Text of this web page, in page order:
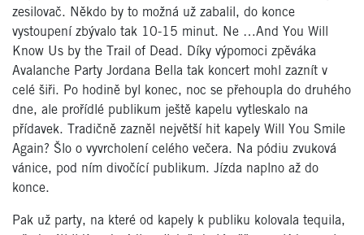
zesilovač. Někdo by to možná už zabalil, do konce
vystoupení zbývalo tak 10-15 minut. Ne …And You Will
Know Us by the Trail of Dead. Díky výpomoci zpěváka
Avalanche Party Jordana Bella tak koncert mohl zaznít v
celé šiři. Po hodině byl konec, noc se přehoupla do druhého
dne, ale prořídlé publikum ještě kapelu vytleskalo na
přídavek. Tradičně zazněl největší hit kapely Will You Smile
Again? Šlo o vyvrcholení celého večera. Na pódiu zvuková
vánice, pod ním divočící publikum. Jízda naplno až do
konce.
Pak už party, na které od kapely k publiku kolovala tequila,